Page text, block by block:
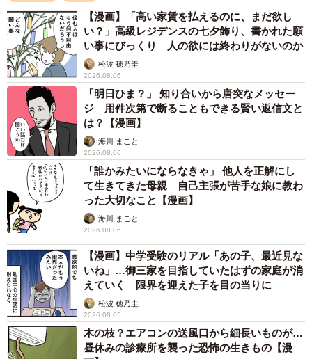
この漫画の記事を読む
→ https://maidonanews.jp/article/14107198
【漫画】「高い家賃を払えるのに、まだ欲し
い？」高級レジデンスの七夕飾り、書かれた願
い事にびっくり 人の欲には終わりがないのか
松波 穂乃圭
2026.08.06
「明日ひま？」 知り合いから唐突なメッセー
ジ 用件次第で断ることもできる賢い返信文と
は？【漫画】
海川 まこと
2026.08.06
「誰かみたいにならなきゃ」 他人を正解にし
て生きてきた母親 自己主張が苦手な娘に教わ
った大切なこと【漫画】
海川 まこと
2026.08.06
【漫画】中学受験のリアル「あの子、最近見な
いね」…御三家を目指していたはずの家庭が消
えていく 限界を迎えた子を目の当りに
松波 穂乃圭
2026.08.05
木の枝？エアコンの送風口から細長いものが…
昼休みの診療所を襲った恐怖の生きもの【漫